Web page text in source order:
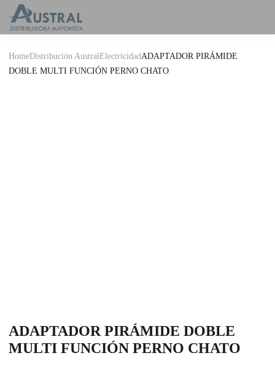
HomeDistribución Austral ElectricidadADAPTADOR PIRÁMIDE
DOBLE MULTI FUNCIÓN PERNO CHATO
ADAPTADOR PIRÁMIDE DOBLE
MULTI FUNCIÓN PERNO CHATO